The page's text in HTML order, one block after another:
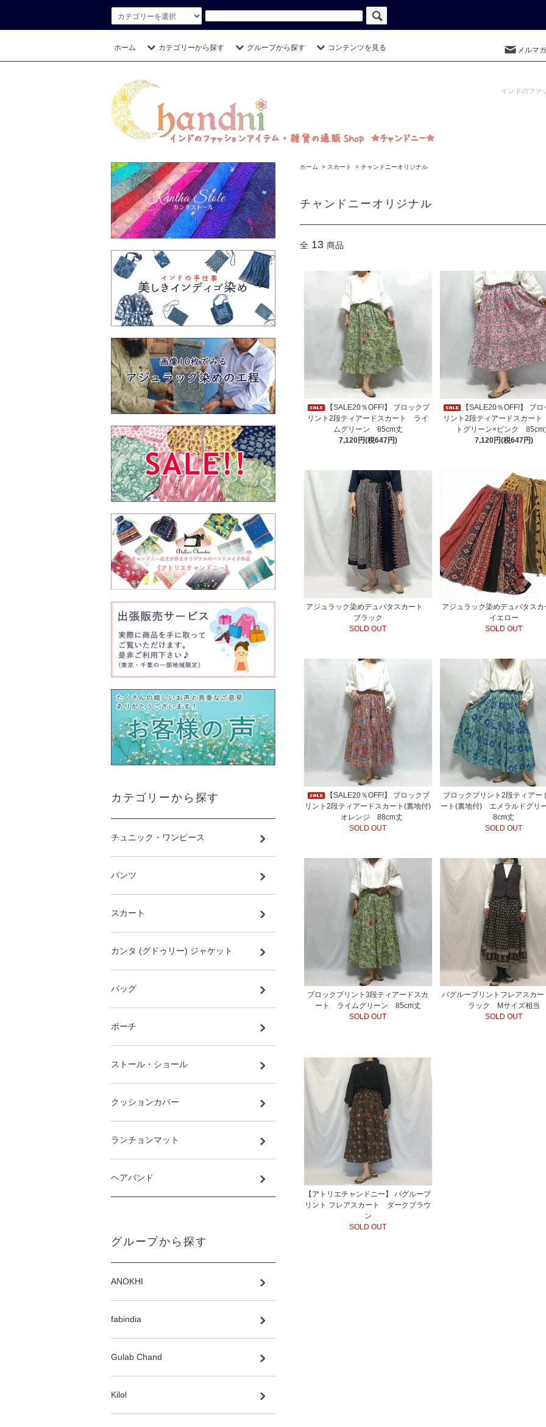
ホーム カテゴリーから探す グループから探す コンテンツを見る メルマ
インドのファ
ホーム > スカート > チャンドニーオリジナル
チャンドニーオリジナル
全 13 商品
【SALE20％OFF!】 ブロックプ
リント2段ティアードスカート ライ
ムグリーン 85cm丈
7,120円(税647円)
【SALE20％OFF!】 ブ
リント2段ティアードスカー
トグリーン×ピンク 85cm
7,120円(税647円)
アジュラック染めデュパタスカート
ブラック
SOLD OUT
アジュラック染めデュパタス
イエロー
SOLD OUT
【SALE20％OFF!】 ブロックプ
リント2段ティアードスカート(裏地付)
オレンジ 88cm丈
SOLD OUT
ブロックプリント2段ティアー
ート(裏地付) エメラルドグリ
8cm丈
SOLD OUT
ブロックプリント3段ティアードスカ
ート ライムグリーン 85cm丈
SOLD OUT
バグループリントフレアスカ
ラック Mサイズ相当
SOLD OUT
【アトリエチャンドニー】 バグループ
リント フレアスカート ダークブラウ
ン
SOLD OUT
カテゴリーから探す
チュニック・ワンピース
パンツ
スカート
カンタ (グドゥリー) ジャケット
バッグ
ポーチ
ストール・ショール
クッションカバー
ランチョンマット
ヘアバンド
グループから探す
ANOKHI
fabindia
Gulab Chand
Kilol